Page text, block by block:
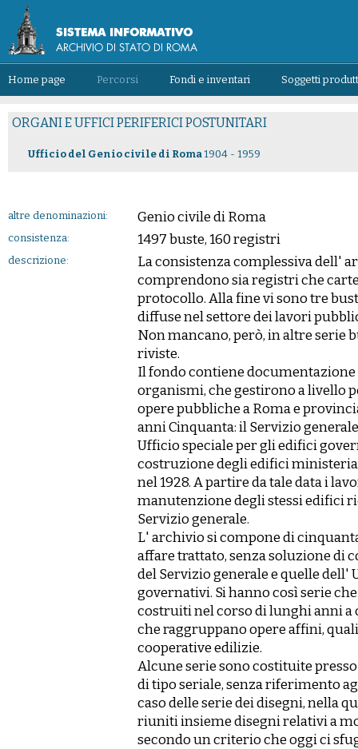
Home page Percorsi Fondi e inventari Soggetti
ORGANI E UFFICI PERIFERICI POSTUNITARI
Ufficio del Genio civile di Roma1904 - 1959
altre denominazioni: Genio civile di Roma
consistenza: 1497 buste, 160 registri
descrizione:
La consistenza complessiva dell'
comprendono sia registri che
protocollo. Alla fine vi sono tre
diffuse nel settore dei lavori
Non mancano, però, in altre serie
riviste.
Il fondo contiene
organismi, che gestirono a livello
opere pubbliche a Roma e
anni Cinquanta: il Servizio
Ufficio speciale per gli edifici
costruzione degli edifici
nel 1928. A partire da tale data i
manutenzione degli stessi edifici
Servizio generale.
L' archivio si compone di
affare trattato, senza soluzione di
del Servizio generale e quelle dell'
governativi. Si hanno così serie
costruiti nel corso di lunghi anni a
che raggruppano opere affini,
cooperative edilizie.
Alcune serie sono costituite
di tipo seriale, senza riferimento
caso delle serie dei disegni, nella
riuniti insieme disegni relativi a
secondo un criterio che oggi ci